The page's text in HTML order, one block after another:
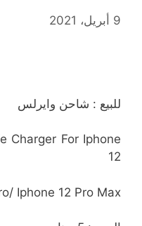
9 أبريل، 2021
للبيع : شاحن وايرلس
Charger For Iphone
12
Iphone 12 Pro Max